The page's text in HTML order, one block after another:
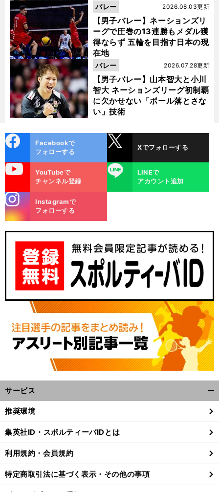
【男子バレー】ネーションズリ
ーグで圧巻の13連勝もメダル獲
得ならず 五輪を目指す日本の現
在地
2026.08.03更新
バレー
【男子バレー】山本智大と小川
智大 ネーションズリーグ初制覇
に欠かせない「ボール落とさな
い」技術
2026.07.28更新
バレー
ok
Facebookで
フォローする
Xでフォローする
YouTubeで
チャンネル登録
LINE
LINEで
アカウント追加
m
Instagramで
フォローする
サービス
閉
る
推奨環境
集英社ID・スポルティーバIDとは
利用規約・会員規約
特定商取引法に基づく表示・その他の事項